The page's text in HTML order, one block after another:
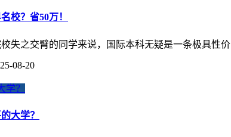
校？省50万！
失之交臂的同学来说，国际本科无疑是一条极具性价
08-20
大学？